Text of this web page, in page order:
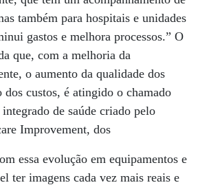
também para hospitais e unidades
gastos e melhora processos.” O
que, com a melhoria da
o aumento da qualidade dos
dos custos, é atingido o chamado
de saúde criado pelo
Improvement, dos
essa evolução em equipamentos e
ter imagens cada vez mais reais e